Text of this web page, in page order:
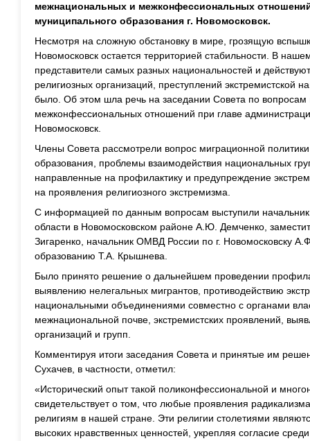
межнациональных и межконфессиональных
муниципального образования г. Новомосковск.
Несмотря на сложную обстановку в мире, грозящую
Новомосковск остается территорией стабильности. В
представители самых разных национальностей и
религиозных организаций, преступлений экстремистской
было. Об этом шла речь на заседании Совета по
межконфессиональных отношений при главе
Новомосковск.
Члены Совета рассмотрели вопрос миграционной
образования, проблемы взаимодействия национальных
направленные на профилактику и предупреждение
на проявления религиозного экстремизма.
С информацией по данным вопросам выступили
области в Новомосковском районе А.Ю. Демченко,
Зигаренко, начальник ОМВД России по г. Новомосковску
образованию Т.А. Крышнева.
Было принято решение о дальнейшем проведении
выявлению нелегальных мигрантов, противодействию
национальными объединениями совместно с органами
межнациональной почве, экстремистских проявлений,
организаций и групп.
Комментируя итоги заседания Совета и принятые им
Сухачев, в частности, отметил:
«Исторический опыт такой поликонфессиональной и
свидетельствует о том, что любые проявления
религиям в нашей стране. Эти религии столетиями
высоких нравственных ценностей, укрепляя согласие